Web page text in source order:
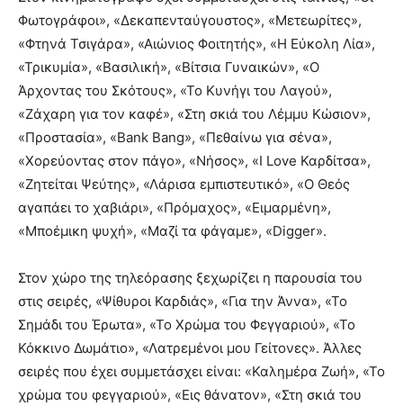
Φωτογράφοι», «Δεκαπενταύγουστος», «Μετεωρίτες»,
«Φτηνά Τσιγάρα», «Αιώνιος Φοιτητής», «Η Εύκολη Λία»,
«Τρικυμία», «Βασιλική», «Βίτσια Γυναικών», «Ο
Άρχοντας του Σκότους», «Το Κυνήγι του Λαγού»,
«Ζάχαρη για τον καφέ», «Στη σκιά του Λέμμυ Κώσιον»,
«Προστασία», «Bank Bang», «Πεθαίνω για σένα»,
«Χορεύοντας στον πάγο», «Νήσος», «I Love Καρδίτσα»,
«Ζητείται Ψεύτης», «Λάρισα εμπιστευτικό», «Ο Θεός
αγαπάει το χαβιάρι», «Πρόμαχος», «Ειμαρμένη»,
«Μποέμικη ψυχή», «Μαζί τα φάγαμε», «Digger».
Στον χώρο της τηλεόρασης ξεχωρίζει η παρουσία του
στις σειρές, «Ψίθυροι Καρδιάς», «Για την Άννα», «Το
Σημάδι του Έρωτα», «Το Χρώμα του Φεγγαριού», «Το
Κόκκινο Δωμάτιο», «Λατρεμένοι μου Γείτονες». Άλλες
σειρές που έχει συμμετάσχει είναι: «Καλημέρα Ζωή», «Το
χρώμα του φεγγαριού», «Εις θάνατον», «Στη σκιά του